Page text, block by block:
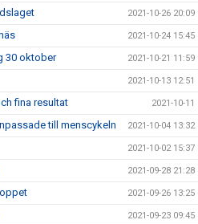
2021-10-26 20:09
2021-10-24 15:45
30 oktober 2021-10-21 11:59
2021-10-13 12:51
fina resultat 2021-10-11
till menscykeln 2021-10-04 13:32
2021-10-02 15:37
2021-09-28 21:28
2021-09-26 13:25
2021-09-23 09:45